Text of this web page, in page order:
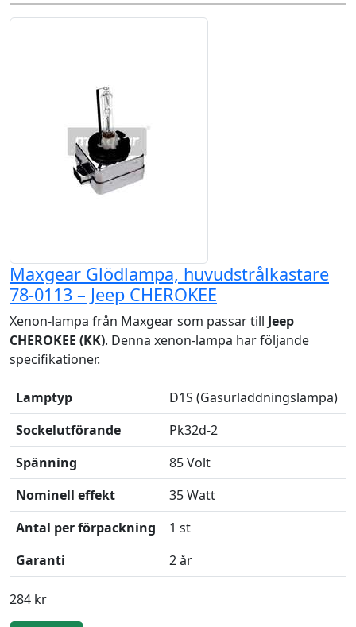
Maxgear Glödlampa, huvudstrålkastare
78-0113 – Jeep CHEROKEE
Xenon-lampa från Maxgear som passar till Jeep
CHEROKEE (KK). Denna xenon-lampa har följande
specifikationer.
Lamptyp
D1S (Gasurladdningslampa)
Sockelutförande
Pk32d-2
Spänning
85 Volt
Nominell effekt
35 Watt
Antal per förpackning
1 st
Garanti
2 år
284 kr